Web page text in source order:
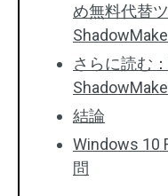
め無料代替
さらに読む
結論
Windows 10
問